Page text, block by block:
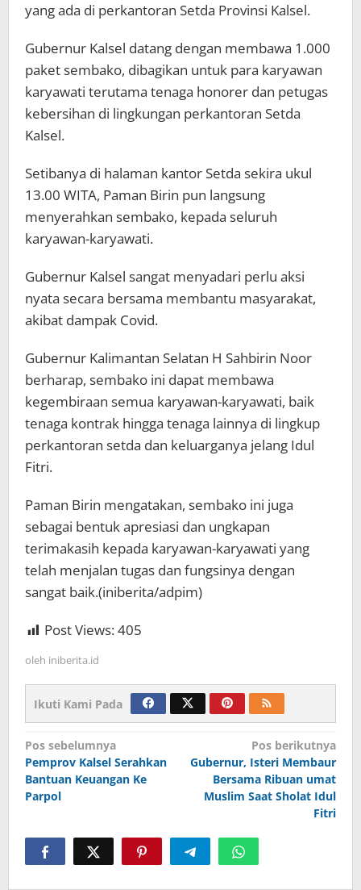
yang ada di perkantoran Setda Provinsi Kalsel.
Gubernur Kalsel datang dengan membawa 1.000
paket sembako, dibagikan untuk para karyawan
karyawati terutama tenaga honorer dan petugas
kebersihan di lingkungan perkantoran Setda
Kalsel.
Setibanya di halaman kantor Setda sekira ukul
13.00 WITA, Paman Birin pun langsung
menyerahkan sembako, kepada seluruh
karyawan-karyawati.
Gubernur Kalsel sangat menyadari perlu aksi
nyata secara bersama membantu masyarakat,
akibat dampak Covid.
Gubernur Kalimantan Selatan H Sahbirin Noor
berharap, sembako ini dapat membawa
kegembiraan semua karyawan-karyawati, baik
tenaga kontrak hingga tenaga lainnya di lingkup
perkantoran setda dan keluarganya jelang Idul
Fitri.
Paman Birin mengatakan, sembako ini juga
sebagai bentuk apresiasi dan ungkapan
terimakasih kepada karyawan-karyawati yang
telah menjalan tugas dan fungsinya dengan
sangat baik.(iniberita/adpim)
Post Views:405
oleh iniberita.id
Ikuti Kami Pada
Navigasi
pos
Pos sebelumnya
Pemprov Kalsel Serahkan
Bantuan Keuangan Ke
Parpol
Pos berikutnya
Gubernur, Isteri Membaur
Bersama Ribuan umat
Muslim Saat Sholat Idul
Fitri